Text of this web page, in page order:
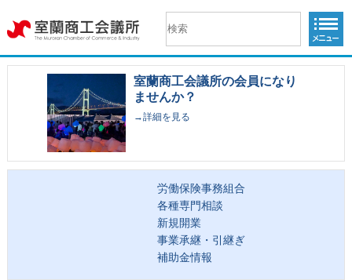
室蘭商工会議所の会員になり
ませんか？
→詳細を見る
労働保険事務組合
各種専門相談
新規開業
事業承継・引継ぎ
補助金情報